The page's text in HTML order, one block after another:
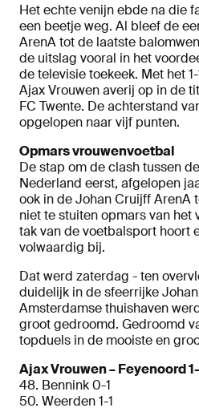
Het echte venijn ebde na die
een beetje weg. Al bleef de
ArenA tot de laatste
de uitslag vooral in het
de televisie toekeek. Met het
Ajax Vrouwen averij op in de
FC Twente. De achterstand
opgelopen naar vijf punten.
Opmars vrouwenvoetbal
De stap om de clash tussen
Nederland eerst, afgelopen
ook in de Johan Cruijff ArenA
niet te stuiten opmars van het
tak van de voetbalsport hoort
volwaardig bij.
Dat werd zaterdag - ten
duidelijk in de sfeerrijke
Amsterdamse thuishaven
groot gedroomd. Gedroomd
topduels in de mooiste en
Ajax Vrouwen – Feyenoord
48. Bennink 0-1
50. Weerden 1-1